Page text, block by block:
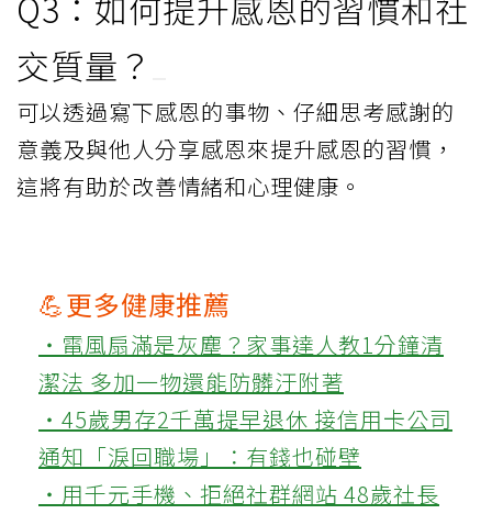
交質量？
可以透過寫下感恩的事物、仔細思考感謝的
意義及與他人分享感恩來提升感恩的習慣，
這將有助於改善情緒和心理健康。
💪更多健康推薦
‧電風扇滿是灰塵？家事達人教1分鐘清
潔法 多加一物還能防髒汙附著
‧45歲男存2千萬提早退休 接信用卡公司
通知「淚回職場」：有錢也碰壁
‧用千元手機、拒絕社群網站 48歲社長